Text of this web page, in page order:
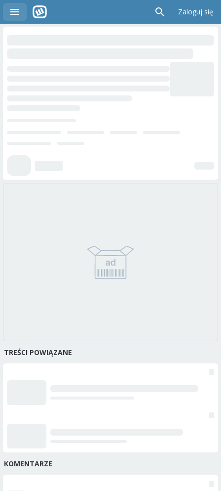
Zaloguj się
TREŚCI POWIĄZANE
KOMENTARZE